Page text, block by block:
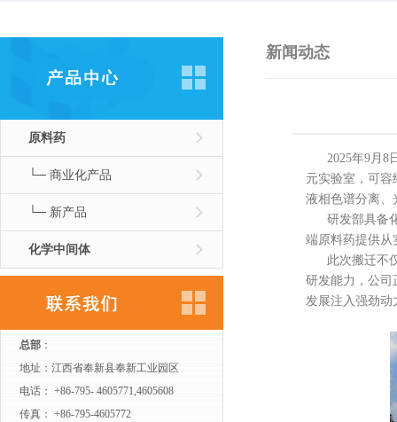
原料药
└─ 商业化产品
└─ 新产品
化学中间体
总部 ：
地址：江西省奉新县奉新工业园区
电话： +86-795- 4605771,4605608
传真： +86-795-4605772
新闻动态
2025年9月8日
元实验室，可
液相色谱分离、
研发部具备化
端原料药提供从
此次搬迁不仅
研发能力，公司
发展注入强劲动